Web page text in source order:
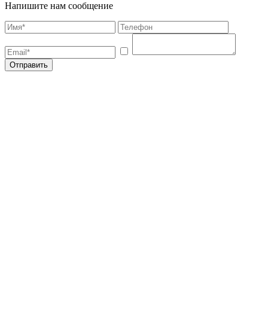
Напишите нам сообщение
Отправить